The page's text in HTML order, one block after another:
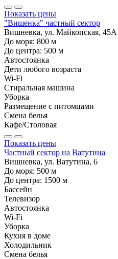
Показать цены
"Вишенка" частный сектор
Вишневка, ул. Майкопская, 45А
До моря: 800 м
До центра: 500 м
Автостоянка
Дети любого возраста
Wi-Fi
Стиральная машина
Уборка
Размещение с питомцами
Смена белья
Кафе/Столовая
Показать цены
Частный сектор на Ватутина
Вишневка, ул. Ватутина, 6
До моря: 500 м
До центра: 1500 м
Бассейн
Телевизор
Автостоянка
Wi-Fi
Уборка
Кухня в доме
Холодильник
Смена белья